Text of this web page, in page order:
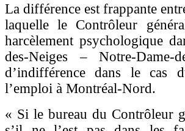
La différence est frappante
laquelle le Contrôleur
harcèlement psychologique
des-Neiges – Notre-
d’indifférence dans le cas
l’emploi à Montréal-Nord.
« Si le bureau du Contrôleur